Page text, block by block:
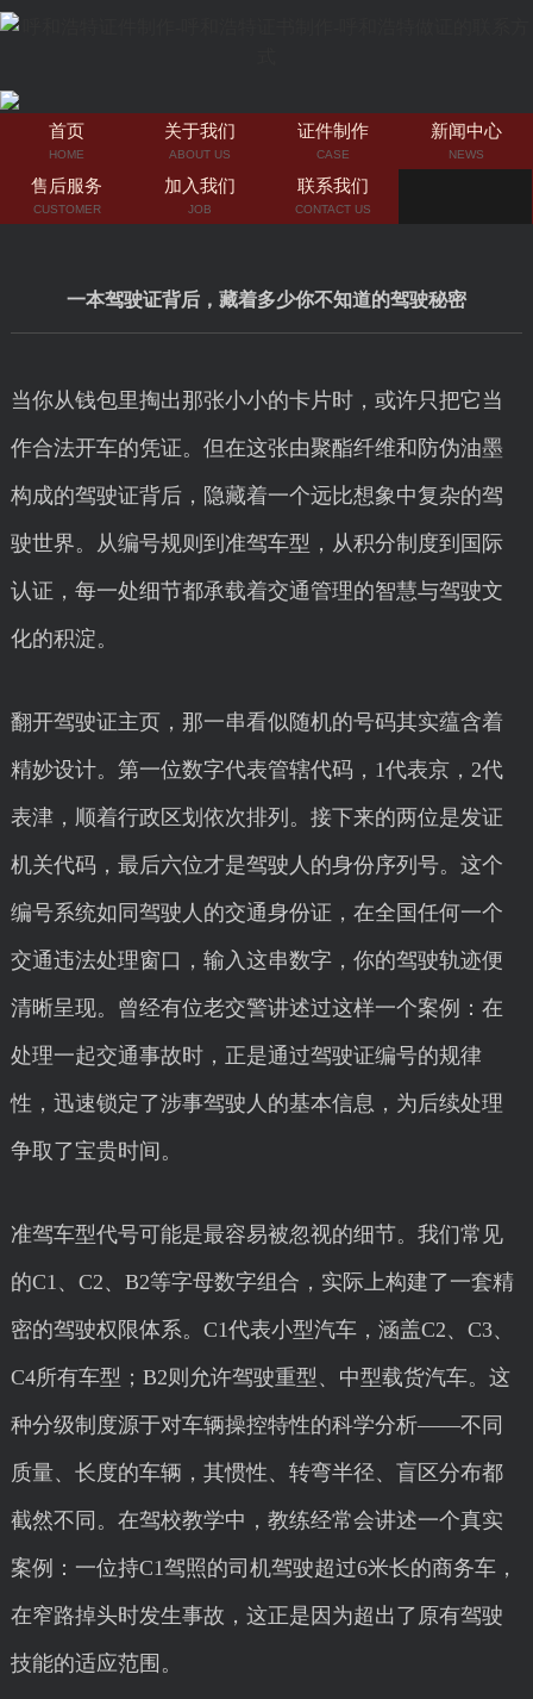
首页
HOME
关于我们
ABOUT US
证件制作
CASE
新闻中心
NEWS
售后服务
CUSTOMER
加入我们
JOB
联系我们
CONTACT US
一本驾驶证背后，藏着多少你不知道的驾驶秘密
当你从钱包里掏出那张小小的卡片时，或许只把它当
作合法开车的凭证。但在这张由聚酯纤维和防伪油墨
构成的驾驶证背后，隐藏着一个远比想象中复杂的驾
驶世界。从编号规则到准驾车型，从积分制度到国际
认证，每一处细节都承载着交通管理的智慧与驾驶文
化的积淀。
翻开驾驶证主页，那一串看似随机的号码其实蕴含着
精妙设计。第一位数字代表管辖代码，1代表京，2代
表津，顺着行政区划依次排列。接下来的两位是发证
机关代码，最后六位才是驾驶人的身份序列号。这个
编号系统如同驾驶人的交通身份证，在全国任何一个
交通违法处理窗口，输入这串数字，你的驾驶轨迹便
清晰呈现。曾经有位老交警讲述过这样一个案例：在
处理一起交通事故时，正是通过驾驶证编号的规律
性，迅速锁定了涉事驾驶人的基本信息，为后续处理
争取了宝贵时间。
准驾车型代号可能是最容易被忽视的细节。我们常见
的C1、C2、B2等字母数字组合，实际上构建了一套精
密的驾驶权限体系。C1代表小型汽车，涵盖C2、C3、
C4所有车型；B2则允许驾驶重型、中型载货汽车。这
种分级制度源于对车辆操控特性的科学分析——不同
质量、长度的车辆，其惯性、转弯半径、盲区分布都
截然不同。在驾校教学中，教练经常会讲述一个真实
案例：一位持C1驾照的司机驾驶超过6米长的商务车，
在窄路掉头时发生事故，这正是因为超出了原有驾驶
技能的适应范围。